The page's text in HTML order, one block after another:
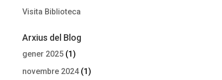
Visita Biblioteca
Arxius del Blog
gener 2025(1)
novembre 2024(1)